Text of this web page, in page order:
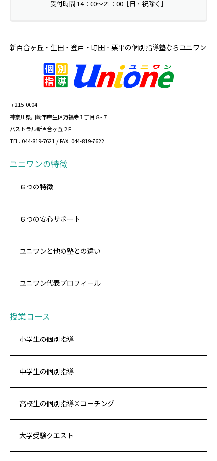
受付時間 14：00～21：00［日・祝除く］
新百合ヶ丘・生田・登戸・町田・栗平の個別指導塾ならユニワン
〒215-0004
神奈川県川崎市麻生区万福寺１丁目８-７
パストラル新百合ヶ丘２F
TEL. 044-819-7621 / FAX. 044-819-7622
ユニワンの特徴
６つの特徴
６つの安心サポート
ユニワンと他の塾との違い
ユニワン代表プロフィール
授業コース
小学生の個別指導
中学生の個別指導
高校生の個別指導×コーチング
大学受験クエスト